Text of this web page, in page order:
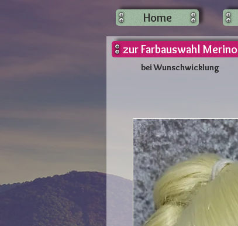
Home
bei Wunschwicklung
bei Wunschwicklung
zur Farbauswahl Merino